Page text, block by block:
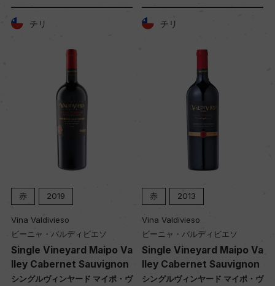
チリ
赤 2019
Vina Valdivieso
ビーニャ・バルディビエソ
Single Vineyard Maipo Va
lley Cabernet Sauvignon
シングルヴィンヤード マイポ・ヴ
チリ
赤 2013
Vina Valdivieso
ビーニャ・バルディビエソ
Single Vineyard Maipo Va
lley Cabernet Sauvignon
シングルヴィンヤード マイポ・ヴ